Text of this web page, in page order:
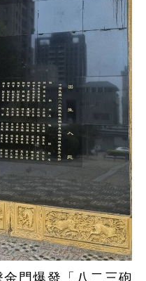
金門爆發「八二三砲